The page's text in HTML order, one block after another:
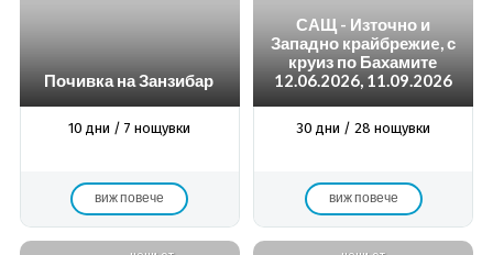
Почивка на Занзибар
10 дни / 7 нощувки
виж повече
САЩ - Източно и
Западно крайбрежиe, с
круиз по Бахамите
12.06.2026, 11.09.2026
30 дни / 28 нощувки
виж повече